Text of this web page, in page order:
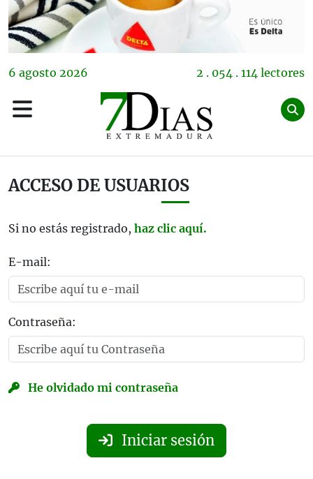
6 agosto 2026 2 . 054 . 114 lectores
ACCESO DE USUARIOS
Si no estás registrado, haz clic aquí.
E-mail:
Contraseña:
He olvidado mi contraseña
Iniciar sesión